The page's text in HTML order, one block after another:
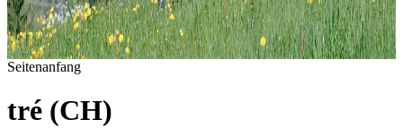
Seitenanfang
tré (CH)